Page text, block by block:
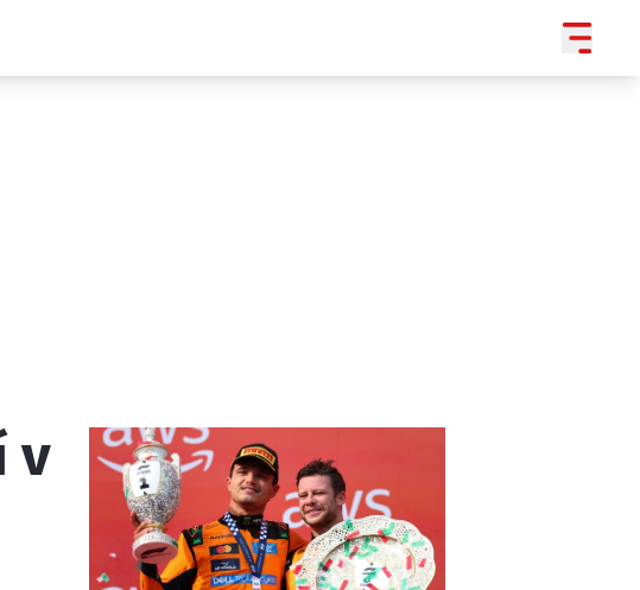
IČ: 118 23 054
v